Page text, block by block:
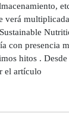
con presencia
hitos .
el artículo